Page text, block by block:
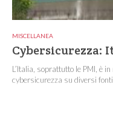
MISCELLANEA
Cybersicurezza:
L’Italia, soprattutto le PMI, è
cybersicurezza su diversi fonti